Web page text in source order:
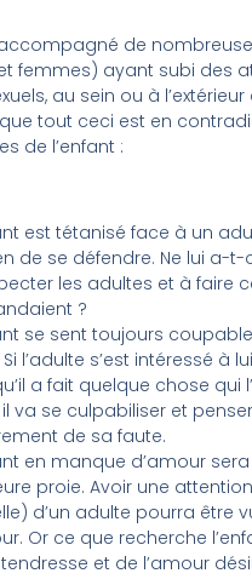
de
femmes) ayant subi des
au sein ou à
tout ceci est en
de l’enfant :
est tétanisé face à un
de se défendre. Ne lui a-
les adultes et à faire
?
se sent toujours
l’adulte s’est intéressé à
a fait quelque chose qui
il va se culpabiliser et
de sa faute.
en manque d’amour
proie. Avoir une
d’un adulte pourra être
Or ce que recherche
et de l’amour